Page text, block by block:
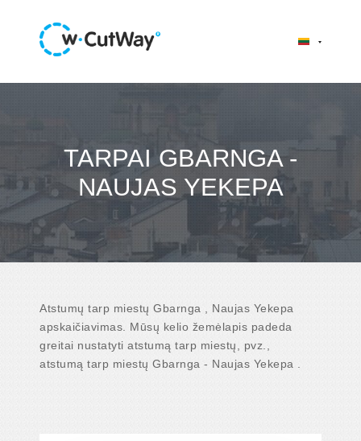
TARPAI GBARNGA -
NAUJAS YEKEPA
Atstumų tarp miestų Gbarnga , Naujas Yekepa
apskaičiavimas. Mūsų kelio žemėlapis padeda
greitai nustatyti atstumą tarp miestų, pvz.,
atstumą tarp miestų Gbarnga - Naujas Yekepa .